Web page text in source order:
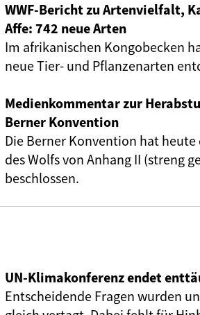
WWF-Bericht zu Artenvielfalt,
Affe: 742 neue Arten
Im afrikanischen Kongobecken
neue Tier- und Pflanzenarten
Medienkommentar zur
Berner Konvention
Die Berner Konvention hat
des Wolfs von Anhang II (streng
beschlossen.
UN-Klimakonferenz endet
Entscheidende Fragen wurden